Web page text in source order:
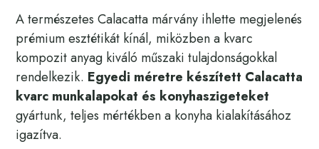
A természetes Calacatta márvány ihlette megjelenés
prémium esztétikát kínál, miközben a kvarc
kompozit anyag kiváló műszaki tulajdonságokkal
rendelkezik. Egyedi méretre készített Calacatta
kvarc munkalapokat és konyhaszigeteket
gyártunk, teljes mértékben a konyha kialakításához
igazítva.